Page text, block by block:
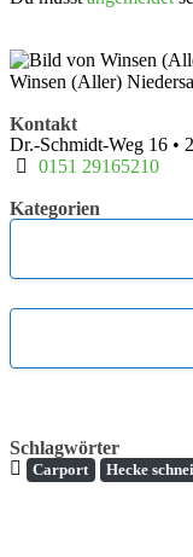
Winsen (Aller)
Kontakt
Dr.-Schmidt-Weg 16 •
0151 29165210
Kategorien
Schlagwörter
Carport Hecke